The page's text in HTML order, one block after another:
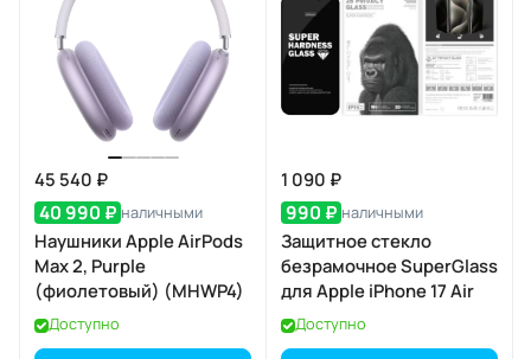
45 540 ₽
40 990 ₽ наличными
Наушники Apple AirPods
Max 2, Purple
(фиолетовый) (MHWP4)
Доступно
1 090 ₽
990 ₽ наличными
Защитное стекло
безрамочное SuperGlass
для Apple iPhone 17 Air
Доступно